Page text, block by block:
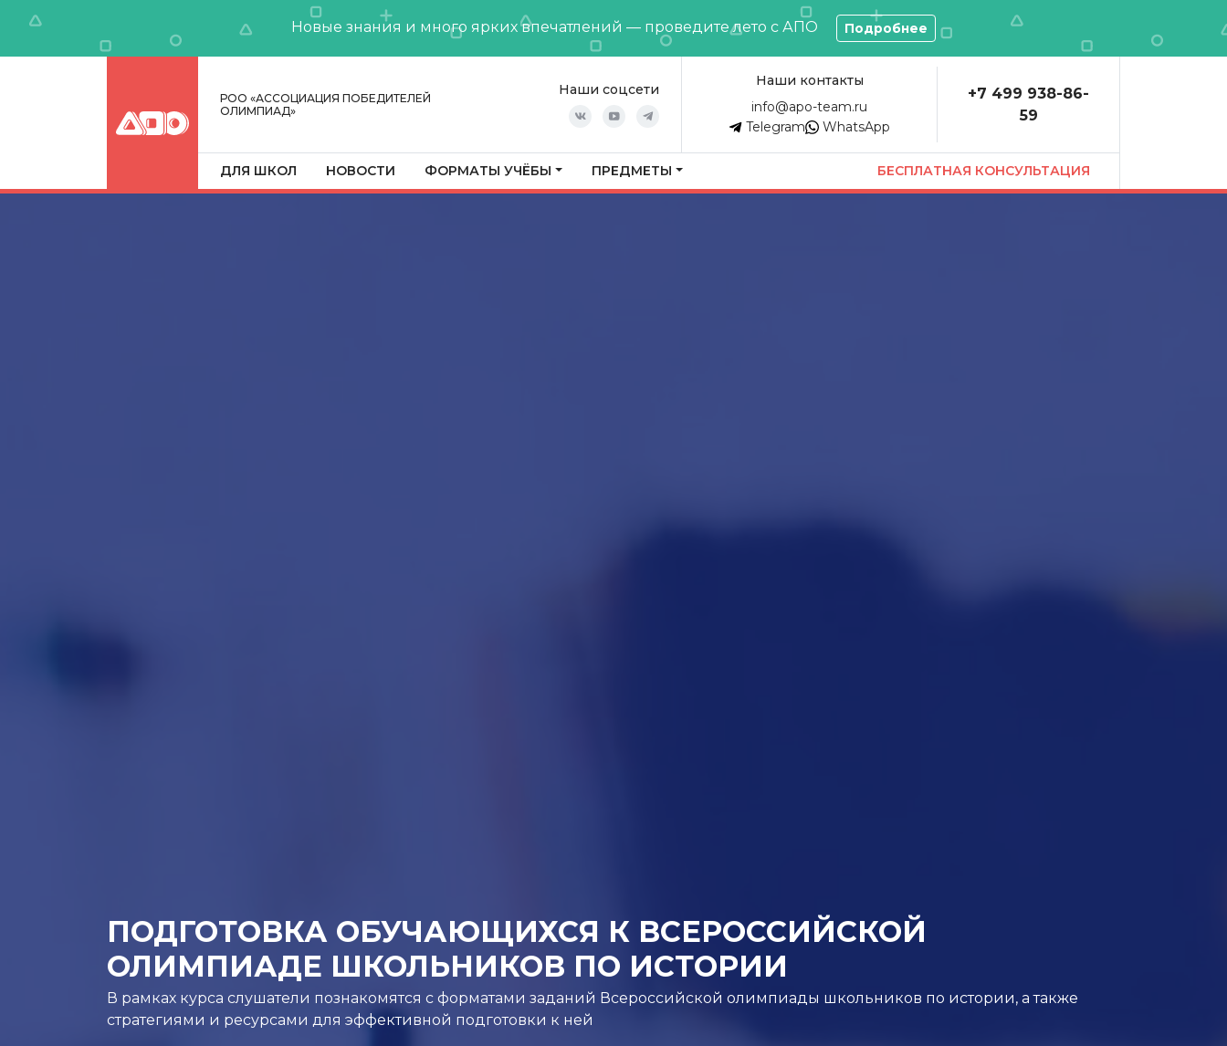
Новые знания и много ярких впечатлений — проведите лето с АПО Подробнее
РОО «АССОЦИАЦИЯ ПОБЕДИТЕЛЕЙ
ОЛИМПИАД»
Наши соцсети
Наши контакты
info@apo-team.ru
Telegram
WhatsApp
+7 499 938-86-
59
ДЛЯ ШКОЛ НОВОСТИ ФОРМАТЫ УЧЁБЫ ПРЕДМЕТЫ БЕСПЛАТНАЯ КОНСУЛЬТАЦИЯ
ПОДГОТОВКА ОБУЧАЮЩИХСЯ К ВСЕРОССИЙСКОЙ
ОЛИМПИАДЕ ШКОЛЬНИКОВ ПО ИСТОРИИ
В рамках курса слушатели познакомятся с форматами заданий Всероссийской олимпиады школьников по истории, а также
стратегиями и ресурсами для эффективной подготовки к ней